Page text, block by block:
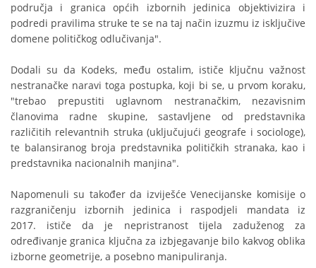
područja i granica općih izbornih jedinica objektivizira i
podredi pravilima struke te se na taj način izuzmu iz isključive
domene političkog odlučivanja".
Dodali su da Kodeks, među ostalim, ističe ključnu važnost
nestranačke naravi toga postupka, koji bi se, u prvom koraku,
"trebao prepustiti uglavnom nestranačkim, nezavisnim
članovima radne skupine, sastavljene od predstavnika
različitih relevantnih struka (uključujući geografe i sociologe),
te balansiranog broja predstavnika političkih stranaka, kao i
predstavnika nacionalnih manjina".
Napomenuli su također da izviješće Venecijanske komisije o
razgraničenju izbornih jedinica i raspodjeli mandata iz
2017. ističe da je nepristranost tijela zaduženog za
određivanje granica ključna za izbjegavanje bilo kakvog oblika
izborne geometrije, a posebno manipuliranja.